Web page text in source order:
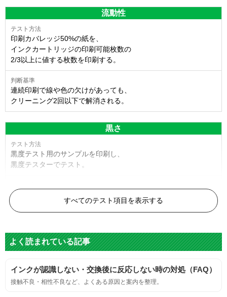
流動性
印刷カバレッジ50%の紙を、
インクカートリッジの印刷可能枚数の
2/3以上に値する枚数を印刷する。
連続印刷で線や色の欠けがあっても、
クリーニング2回以下で解消される。
黒さ
黒度テスト用のサンプルを印刷し、
黒度テスターでテスト。
黒度の技術基準に適合する。
標準カラーサンプルを印刷する。
鮮やか、リアル、彩度、シャープなど、
すべてのテスト項目を表示する
よく読まれている記事
インクが認識しない・交換後に反応しない時の対処（FAQ）
接触不良・相性不良など、よくある原因と案内を整理。